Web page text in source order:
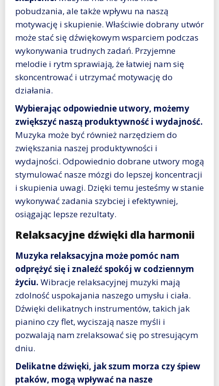
pobudzania, ale także wpływu na naszą
motywację i skupienie. Właściwie dobrany utwór
może stać się dźwiękowym wsparciem podczas
wykonywania trudnych zadań. Przyjemne
melodie i rytm sprawiają, że łatwiej nam się
skoncentrować i utrzymać motywację do
działania.
Wybierając odpowiednie utwory, możemy
zwiększyć naszą produktywność i wydajność.
Muzyka może być również narzędziem do
zwiększania naszej produktywności i
wydajności. Odpowiednio dobrane utwory mogą
stymulować nasze mózgi do lepszej koncentracji
i skupienia uwagi. Dzięki temu jesteśmy w stanie
wykonywać zadania szybciej i efektywniej,
osiągając lepsze rezultaty.
Relaksacyjne dźwięki dla harmonii
Muzyka relaksacyjna może pomóc nam
odprężyć się i znaleźć spokój w codziennym
życiu. Wibracje relaksacyjnej muzyki mają
zdolność uspokajania naszego umysłu i ciała.
Dźwięki delikatnych instrumentów, takich jak
pianino czy flet, wyciszają nasze myśli i
pozwalają nam zrelaksować się po stresującym
dniu.
Delikatne dźwięki, jak szum morza czy śpiew
ptaków, mogą wpływać na nasze